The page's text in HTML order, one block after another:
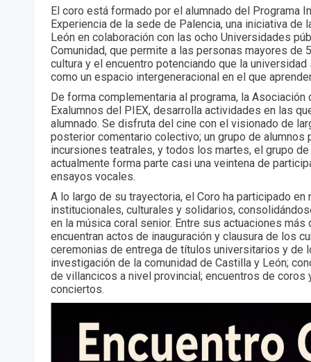
El coro está formado por el alumnado del Programa
Experiencia de la sede de Palencia, una iniciativa de
León en colaboración con las ocho Universidades
Comunidad, que permite a las personas mayores de
cultura y el encuentro potenciando que la
como un espacio intergeneracional en el que
De forma complementaria al programa, la Asociación
Exalumnos del PIEX, desarrolla actividades en las
alumnado. Se disfruta del cine con el visionado de
posterior comentario colectivo; un grupo de alumnos
incursiones teatrales, y todos los martes, el grupo
actualmente forma parte casi una veintena de
ensayos vocales.
A lo largo de su trayectoria, el Coro ha participado
institucionales, culturales y solidarios,
en la música coral senior. Entre sus actuaciones
encuentran actos de inauguración y clausura de los
ceremonias de entrega de títulos universitarios y de
investigación de la comunidad de Castilla y León;
de villancicos a nivel provincial; encuentros de coros
conciertos.